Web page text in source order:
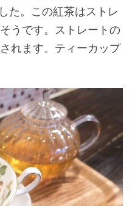
た。この紅茶はストレ
うです。ストレートの
れます。ティーカップ